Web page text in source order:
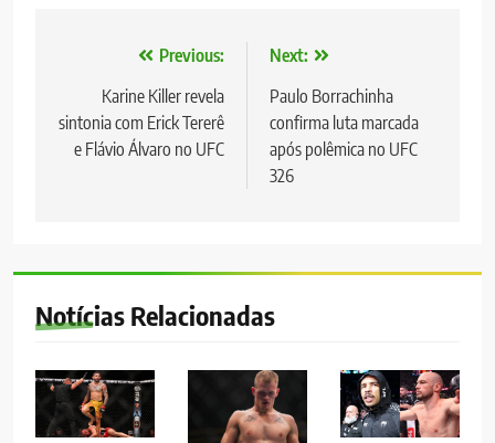
Navegação
Post
Previous:
Karine Killer revela
sintonia com Erick Tererê
e Flávio Álvaro no UFC
Next:
Paulo Borrachinha
confirma luta marcada
após polêmica no UFC
326
Notícias Relacionadas